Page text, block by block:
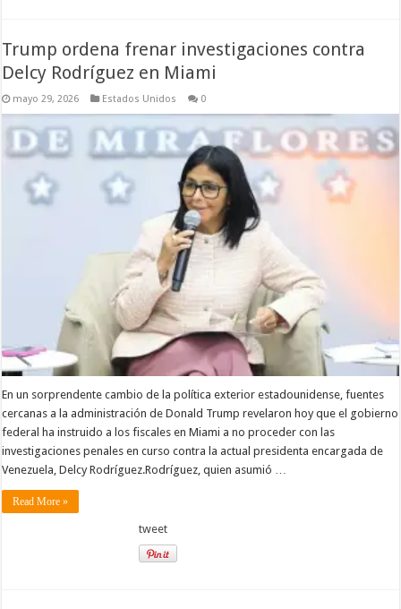
Trump ordena frenar investigaciones contra
Delcy Rodríguez en Miami
mayo 29, 2026 Estados Unidos 0
En un sorprendente cambio de la política exterior estadounidense, fuentes
cercanas a la administración de Donald Trump revelaron hoy que el gobierno
federal ha instruido a los fiscales en Miami a no proceder con las
investigaciones penales en curso contra la actual presidenta encargada de
Venezuela, Delcy Rodríguez.Rodríguez, quien asumió …
Read More »
tweet